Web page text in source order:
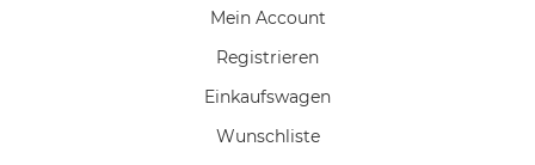
Mein Account
Registrieren
Einkaufswagen
Wunschliste